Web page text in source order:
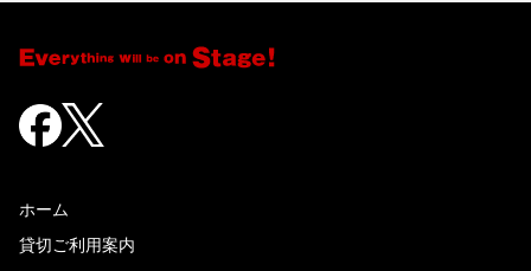
ホーム
貸切ご利用案内